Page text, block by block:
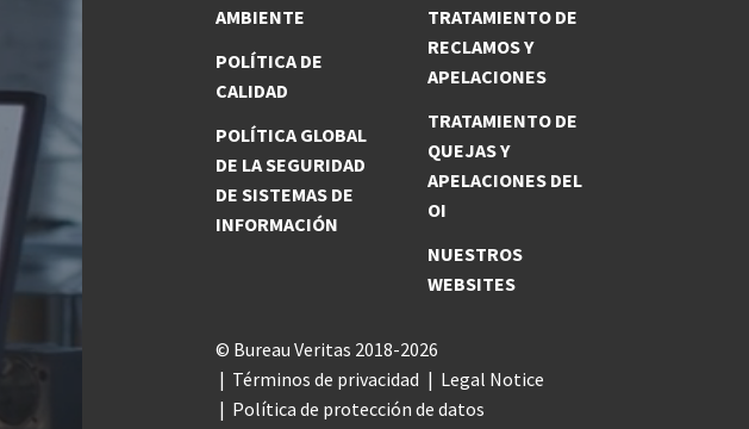
AMBIENTE
POLÍTICA DE
CALIDAD
POLÍTICA GLOBAL
DE LA SEGURIDAD
DE SISTEMAS DE
INFORMACIÓN
TRATAMIENTO DE
RECLAMOS Y
APELACIONES
TRATAMIENTO DE
QUEJAS Y
APELACIONES DEL
OI
NUESTROS
WEBSITES
© Bureau Veritas 2018-2026
Términos de privacidad
Legal Notice
Política de protección de datos